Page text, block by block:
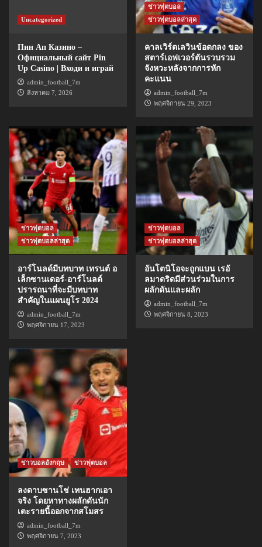
Uncategorized
Пин Ап Казино –
Официальный сайт Pin
Up Casino | Входи и играй
admin_football_7m
สิงหาคม 7, 2026
ข่าวฟุตบอล
ข่าวฟุตบอลล่าสุด
คาลเวิร์ตเลวินข้อตกลง ของ
สตาร์เอฟเวอร์ตันรวบรวม
จังหวะหลังจากการหัก
คะแนน
admin_football_7m
พฤศจิกายน 29, 2023
ข่าวฟุตบอล
ข่าวฟุตบอลล่าสุด
อาร์โนลด์มีบทบาท เทรนต์ อ
เล็กซานเดอร์-อาร์โนลด์
ปรารถนาที่จะมีบทบาท
สำคัญในแผนยูโร 2024
admin_football_7m
พฤศจิกายน 17, 2023
ข่าวฟุตบอล
ข่าวฟุตบอลล่าสุด
อันโตนิโอจะถูกแบน เรอั
ลมาดริดมีส่วนร่วมในการ
ผลักดันและผลัก
admin_football_7m
พฤศจิกายน 8, 2023
ข่าวบอลอังกฤษ ข่าวฟุตบอล
ลงดาบซานโช่ เทนฮากเอา
จริง โดยหาทางผลักดันนัก
เตะรายนี้ออกจากสโมสร
admin_football_7m
พฤศจิกายน 7, 2023